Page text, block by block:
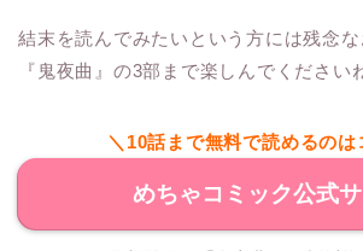
結末を読んでみたいという方には残念な
『鬼夜曲』の3部まで楽しんでください
＼10話まで無料で読めるのは
めちゃコミック公式